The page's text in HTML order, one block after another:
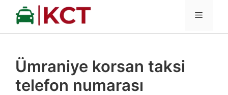
İçeriğe
MENÜ
Ümraniye korsan taksi
telefon numarası